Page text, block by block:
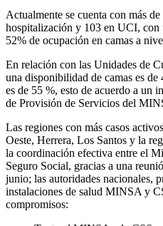
Actualmente se cuenta con más
hospitalización y 103 en UCI,
52% de ocupación en camas a
En relación con las Unidades de
una disponibilidad de camas es
es de 55 %, esto de acuerdo a un
de Provisión de Servicios del
Las regiones con más casos
Oeste, Herrera, Los Santos y la
la coordinación efectiva entre el
Seguro Social, gracias a una
junio; las autoridades nacionales,
instalaciones de salud MINSA y
compromisos: